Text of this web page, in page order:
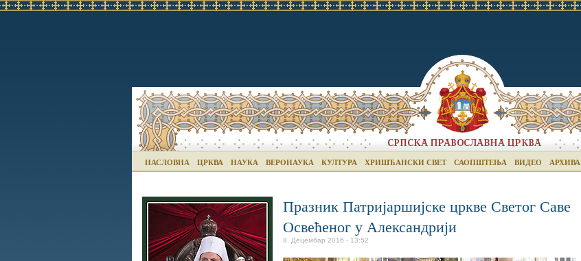
НАСЛОВНА ЦРКВА НАУКА ВЕРОНАУКА КУЛТУРА ХРИШЋАНСКИ СВЕТ САОПШТЕЊА ВИДЕО АРХИВА
Празник Патријаршијске цркве Светог Саве
Освећеног у Александрији
8. Децембар 2016 - 13:52